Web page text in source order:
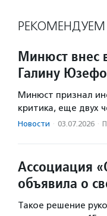
РЕКОМЕНДУЕМ
Минюст внес
Галину
Минюст признал
критика, еще двух
Новости · 03.07.2026 ·
Ассоциация
объявила о
Такое решение